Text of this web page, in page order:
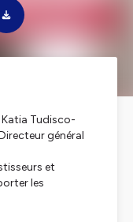
Katia Tudisco-
général
et
les